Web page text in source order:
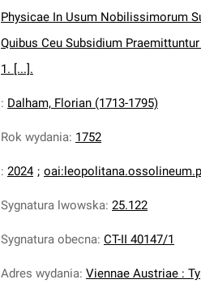
Physicae In Usum Nobilissimorum
Quibus Ceu Subsidium
1. [...].
: Dalham, Florian (1713-1795)
Rok wydania: 1752
: 2024 ;
Sygnatura lwowska: 25.122
Sygnatura obecna: CT-II 40147/1
Adres wydania: Viennae Austriae :